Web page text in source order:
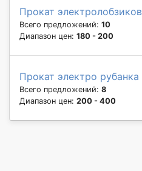
Прокат электролобзиков
Всего предложений: 10
Диапазон цен: 180 - 200
Прокат электро рубанка
Всего предложений: 8
Диапазон цен: 200 - 400